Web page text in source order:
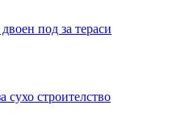
под за тераси
сухо строителство